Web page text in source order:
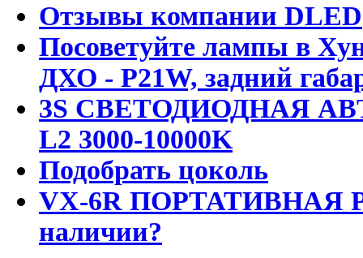
Отзывы компании DLED
Посоветуйте лампы в
ДХО - P21W, задний
3S СВЕТОДИОДНАЯ
L2 3000-10000K
Подобрать цоколь
VX-6R ПОРТАТИВНАЯ
наличии?